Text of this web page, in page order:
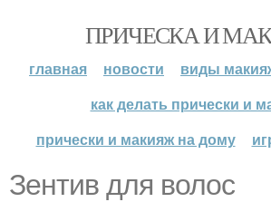
ПРИЧЕСКА И
главная новости
виды
как делать прически и
прически и макияж на дому
Зентив для волос